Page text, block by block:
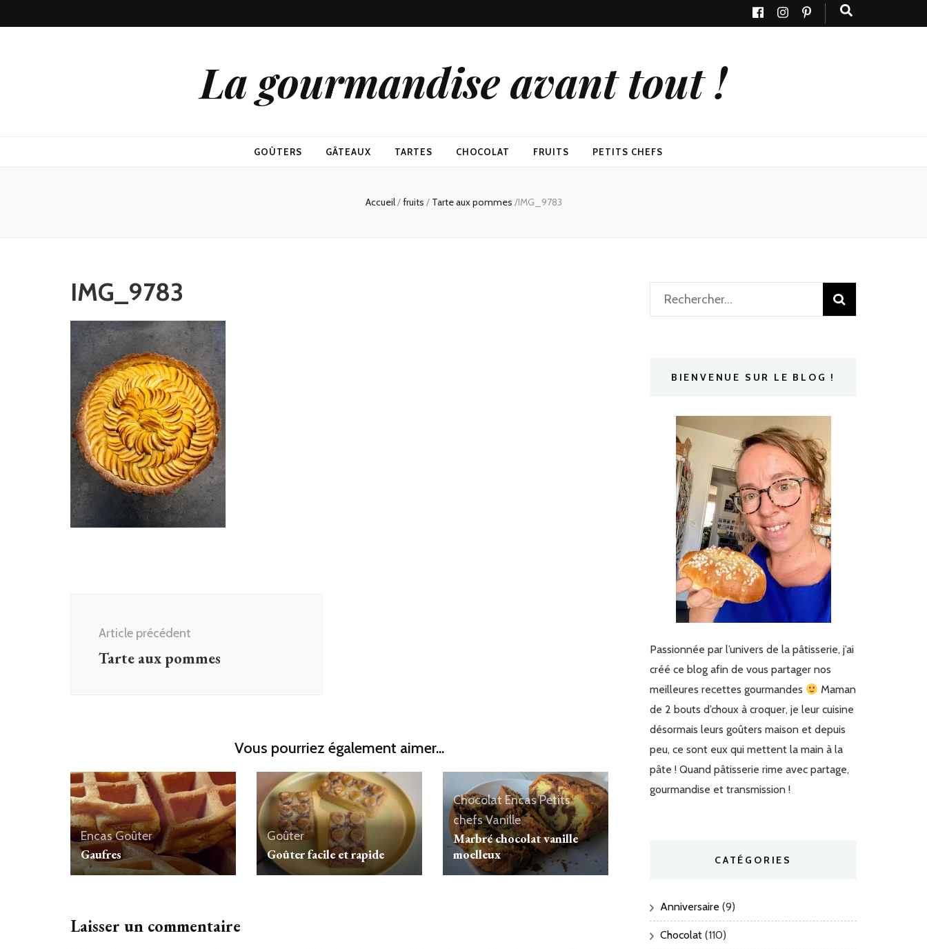
La gourmandise avant tout !
GOÛTERS GÂTEAUX TARTES CHOCOLAT FRUITS PETITS CHEFS
Accueil/fruits / Tarte aux pommes /IMG_9783
IMG_9783
d'article
Article précédent
Tarte aux pommes
Vous pourriez également aimer...
EncasGoûter
Gaufres
Goûter
Goûter facile et rapide
ChocolatEncasPetits
chefsVanille
Marbré chocolat vanille
moelleux
Laisser un commentaire
Rechercher :
BIENVENUE SUR LE BLOG !
Passionnée par l’univers de la pâtisserie, j’ai
créé ce blog afin de vous partager nos
meilleures recettes gourmandes
Maman
de 2 bouts d’choux à croquer, je leur cuisine
désormais leurs goûters maison et depuis
peu, ce sont eux qui mettent la main à la
pâte ! Quand pâtisserie rime avec partage,
gourmandise et transmission !
CATÉGORIES
Anniversaire (9)
Chocolat (110)